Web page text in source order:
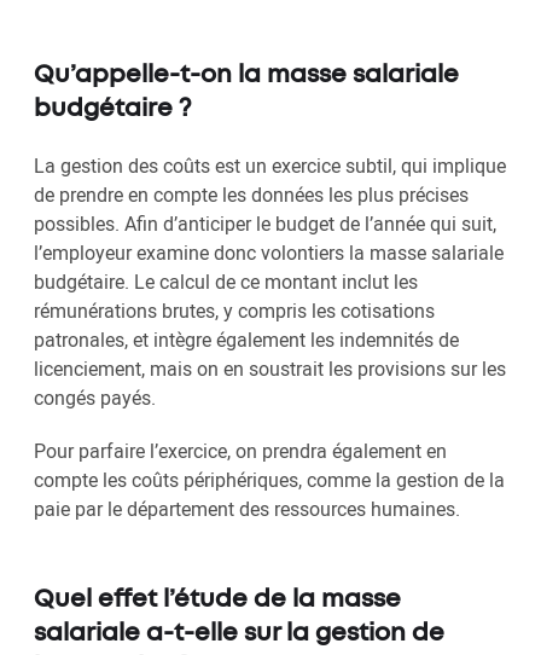
Qu’appelle-t-on la masse salariale
budgétaire ?
La gestion des coûts est un exercice subtil, qui implique
de prendre en compte les données les plus précises
possibles. Afin d’anticiper le budget de l’année qui suit,
l’employeur examine donc volontiers la masse salariale
budgétaire. Le calcul de ce montant inclut les
rémunérations brutes, y compris les cotisations
patronales, et intègre également les indemnités de
licenciement, mais on en soustrait les provisions sur les
congés payés.
Pour parfaire l’exercice, on prendra également en
compte les coûts périphériques, comme la gestion de la
paie par le département des ressources humaines.
Quel effet l’étude de la masse
salariale a-t-elle sur la gestion de